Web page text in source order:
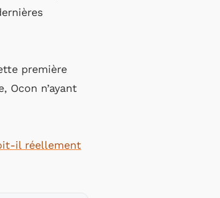
première
Ocon n’ayant
il réellement